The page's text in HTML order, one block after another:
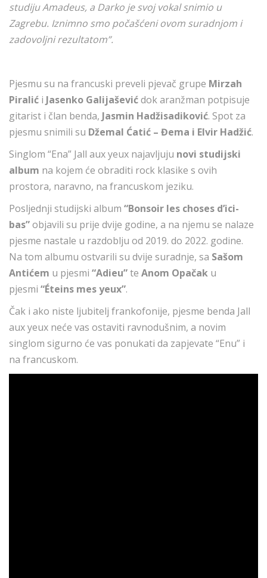
studiju Amadeus, a Darko je svoj vokal snimio u
Zagrebu. Iznimno smo počašćeni ovom suradnjom i
zadovoljni rezultatom”.
Pjesmu su na francuski preveli pjevač grupe Mirzah
Piralić i Jasenko Galijaševićdok aranžman potpisuje
gitarist i član benda, Jasmin Hadžisadiković. Spot za
pjesmu snimili su Džemal Ćatić – Đema i Elvir Hadžić.
Singlom “Ena” Jall aux yeux najavljuju novi studijski
album na kojem će obraditi rock klasike s ovih
prostora, naravno, na francuskom jeziku.
Posljednji studijski album “Bonsoir les choses d’ici-
bas”objavili su prije dvije godine, a na njemu se nalaze
pjesme nastale u razdoblju od 2019. do 2022. godine.
Na tom albumu ostvarili su dvije suradnje, sa Sašom
Antićem u pjesmi “Adieu”te Anom Opačak u
pjesmi “Éteins mes yeux”.
Čak i ako niste ljubitelj frankofonije, pjesme benda Jall
aux yeux neće vas ostaviti ravnodušnim, a novim
singlom sigurno će vas ponukati da zapjevate “Enu” i
na francuskom.